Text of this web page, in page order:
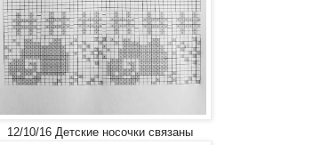
12/10/16 Детские носочки связаны